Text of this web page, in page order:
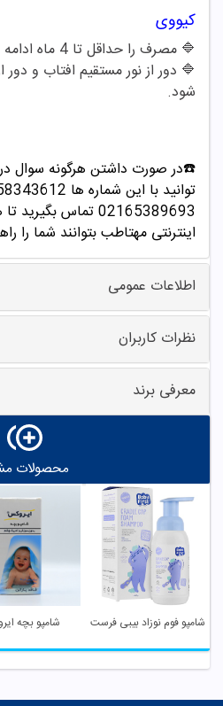
کیووی
🔷 مصرف را حداقل تا 4 ماه
🔷 دور از نور مستقیم افتاب و
شود.
☎️در صورت داشتن هرگونه سوال
02165389693تماس بگیرید تا
اینترنتی مهتاطب بتوانند شما را
اطلاعات عمومی
نظرات کاربران
معرفی برند
محصولات
شامپو فوم نوزاد بیبی فرست شامپو بچه